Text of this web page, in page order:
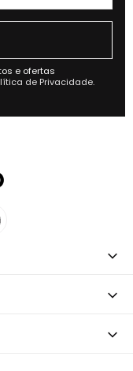
e ofertas
de Privacidade.